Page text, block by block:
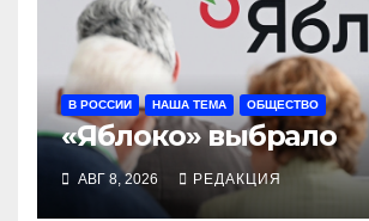
В РОССИИ НАША ТЕМА ОБЩЕСТВО
«Яблоко» выбрало
АВГ 8, 2026 РЕДАКЦИЯ